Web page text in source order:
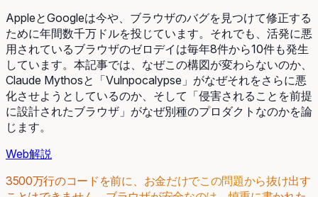
AppleとGoogleは今や、ブラウザのバグを見つけて修正する
ために年間数千万ドルを投じています。それでも、活発に悪
用されているブラウザのゼロデイは毎年8件から10件も発生
しています。本記事では、なぜこの構図が変わらないのか、
Claude Mythosと「Vulnpocalypse」がなぜそれをさらに悪
化させようとしているのか、そして「侵害されることを前提
に設計されたブラウザ」がなぜ別種のプロダクトなのかを論
じます。
Web解説
3500万行のコードを前に、お金だけでこの問題から抜け出す